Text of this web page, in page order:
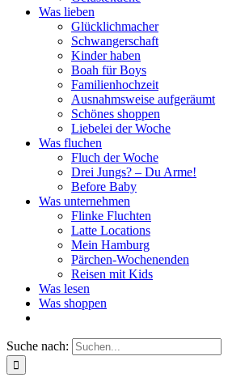
Was lieben
Glücklichmacher
Schwangerschaft
Kinder haben
Boah für Boys
Familienhochzeit
Ausnahmsweise aufgeräumt
Schönes shoppen
Liebelei der Woche
Was fluchen
Fluch der Woche
Drei Jungs? – Du Arme!
Before Baby
Was unternehmen
Flinke Fluchten
Latte Locations
Mein Hamburg
Pärchen-Wochenenden
Reisen mit Kids
Was lesen
Was shoppen
Suche nach: